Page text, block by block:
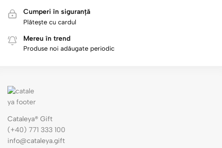
Cumperi în siguranță
Plătește cu cardul
Mereu în trend
Produse noi adăugate periodic
Cataleya® Gift
(+40) 771 333 100
info@cataleya.gift